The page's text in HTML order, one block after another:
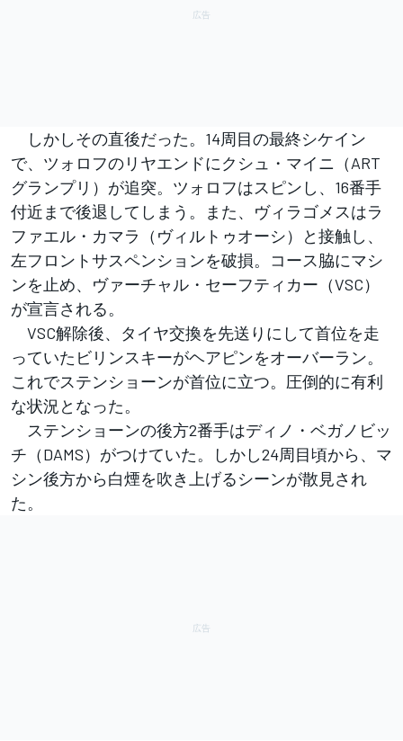
しかしその直後だった。14周目の最終シケイン
で、ツォロフのリヤエンドにクシュ・マイニ（ART
グランプリ）が追突。ツォロフはスピンし、16番手
付近まで後退してしまう。また、ヴィラゴメスはラ
ファエル・カマラ（ヴィルトゥオーシ）と接触し、
左フロントサスペンションを破損。コース脇にマシ
ンを止め、ヴァーチャル・セーフティカー（VSC）
が宣言される。
VSC解除後、タイヤ交換を先送りにして首位を走
っていたビリンスキーがヘアピンをオーバーラン。
これでステンショーンが首位に立つ。圧倒的に有利
な状況となった。
ステンショーンの後方2番手はディノ・ベガノビッ
チ（DAMS）がつけていた。しかし24周目頃から、マ
シン後方から白煙を吹き上げるシーンが散見され
た。